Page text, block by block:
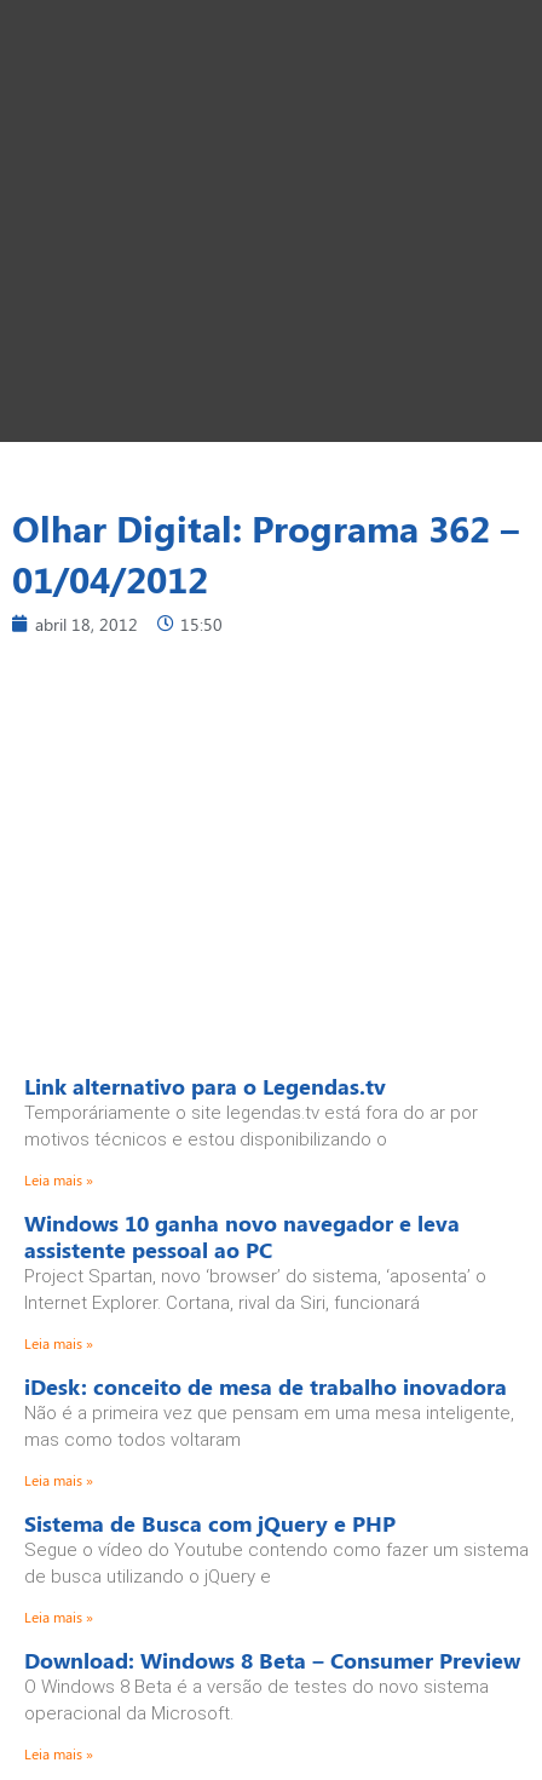
Olhar Digital: Programa 362 –
01/04/2012
abril 18, 2012 15:50
Link alternativo para o Legendas.tv
Temporáriamente o site legendas.tv está fora do ar por
motivos técnicos e estou disponibilizando o
Leia mais »
Windows 10 ganha novo navegador e leva
assistente pessoal ao PC
Project Spartan, novo ‘browser’ do sistema, ‘aposenta’ o
Internet Explorer. Cortana, rival da Siri, funcionará
Leia mais »
iDesk: conceito de mesa de trabalho inovadora
Não é a primeira vez que pensam em uma mesa inteligente,
mas como todos voltaram
Leia mais »
Sistema de Busca com jQuery e PHP
Segue o vídeo do Youtube contendo como fazer um sistema
de busca utilizando o jQuery e
Leia mais »
Download: Windows 8 Beta – Consumer Preview
O Windows 8 Beta é a versão de testes do novo sistema
operacional da Microsoft.
Leia mais »